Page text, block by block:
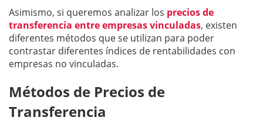
Asimismo, si queremos analizar los precios de
transferencia entre empresas vinculadas, existen
diferentes métodos que se utilizan para poder
contrastar diferentes índices de rentabilidades con
empresas no vinculadas.
Métodos de Precios de
Transferencia